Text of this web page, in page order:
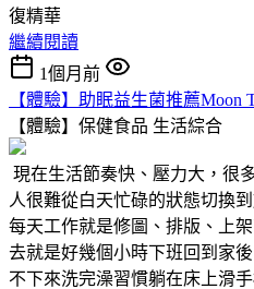
復精華
繼續閱讀
1個月前
【體驗】助眠益生菌推薦Moon
【體驗】保健食品 生活綜合
現在生活節奏快、壓力大，很
人很難從白天忙碌的狀態切換
每天工作就是修圖、排版、上
去就是好幾個小時下班回到家
不下來洗完澡習慣躺在床上滑